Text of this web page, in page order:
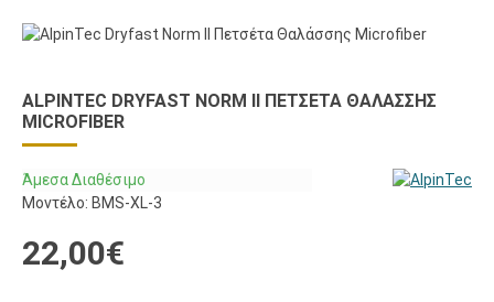
ALPINTEC DRYFAST NORM II ΠΕΤΣΈΤΑ ΘΑΛΆΣΣΗΣ
MICROFIBER
Άμεσα Διαθέσιμο
Μοντέλο: BMS-XL-3
22,00€